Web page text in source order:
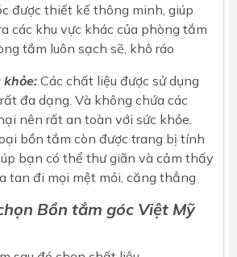
được thiết kế thông minh, giúp
các khu vực khác của phòng tắm
tắm luôn sạch sẽ, khô ráo
khỏe:Các chất liệu được sử dụng
đa dạng. Và không chứa các
nên rất an toàn với sức khỏe.
bồn tắm còn được trang bị tính
bạn có thể thư giãn và cảm thấy
tan đi mọi mệt mỏi, căng thẳng
Bồn tắm góc Việt Mỹ